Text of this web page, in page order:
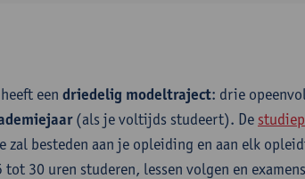
een driedelig modeltraject: drie
(als je voltijds studeert). De
zal besteden aan je opleiding en aan elk
tot 30 uren studeren, lessen volgen en